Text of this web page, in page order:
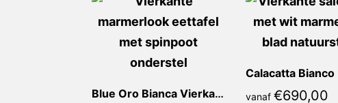
Blue Oro Bianca Vierkant vanaf €690,00